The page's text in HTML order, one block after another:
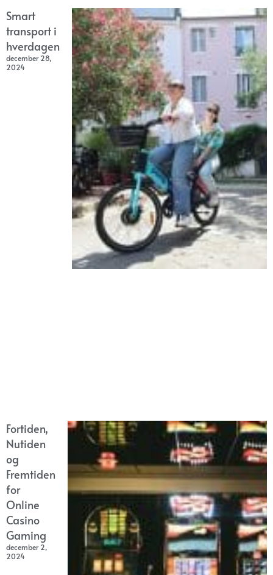
Smart
transport i
hverdagen
december 28,
2024
Fortiden,
Nutiden
og
Fremtiden
for
Online
Casino
Gaming
december 2,
2024